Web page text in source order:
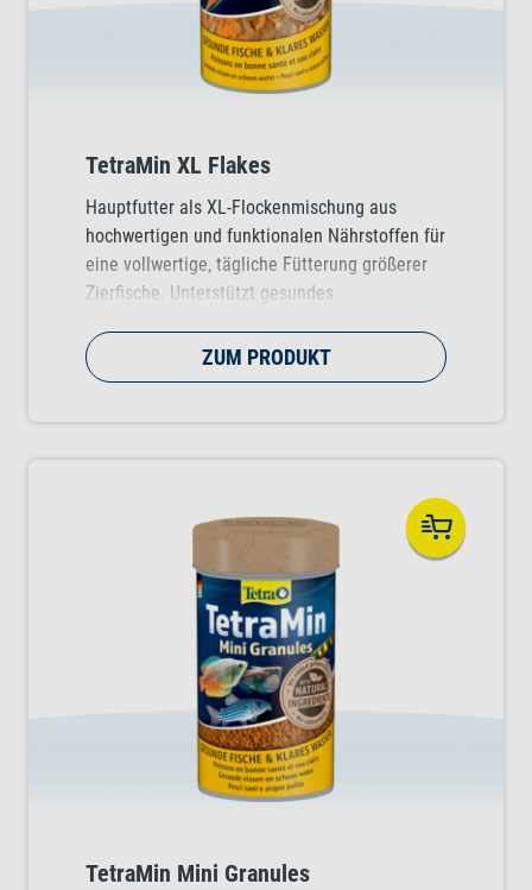
TetraMin XL Flakes
Hauptfutter als XL-Flockenmischung aus
hochwertigen und funktionalen Nährstoffen für
eine vollwertige, tägliche Fütterung größerer
Zierfische. Unterstützt gesundes
ZUM PRODUKT
TetraMin Mini Granules